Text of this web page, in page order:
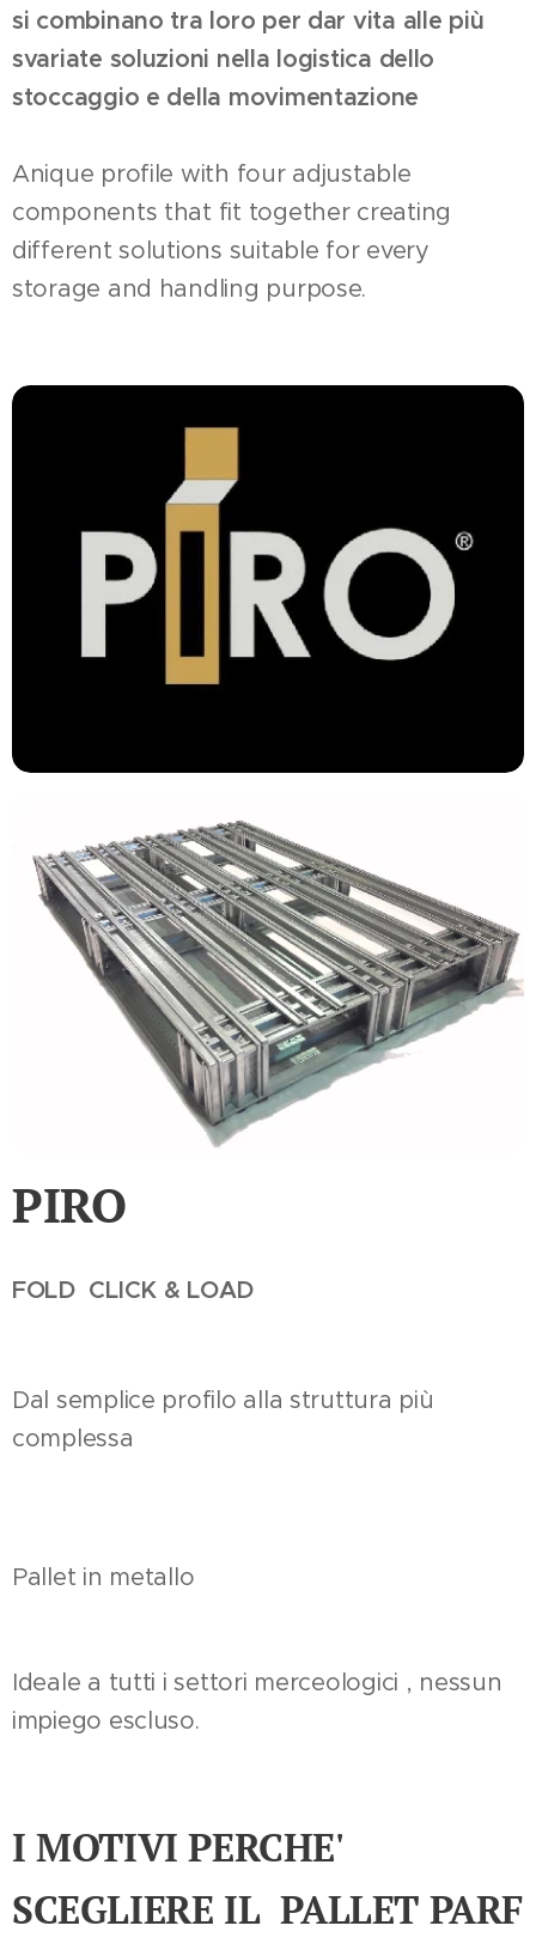
si combinano tra loro per dar vita alle più
svariate soluzioni nella logistica dello
stoccaggio e della movimentazione
Anique profile with four adjustable
components that fit together creating
different solutions suitable for every
storage and handling purpose.
PIRO
FOLD CLICK & LOAD
Dal semplice profilo alla struttura più
complessa
Pallet in metallo
Ideale a tutti i settori merceologici , nessun
impiego escluso.
I MOTIVI PERCHE'
SCEGLIERE IL PALLET PARF